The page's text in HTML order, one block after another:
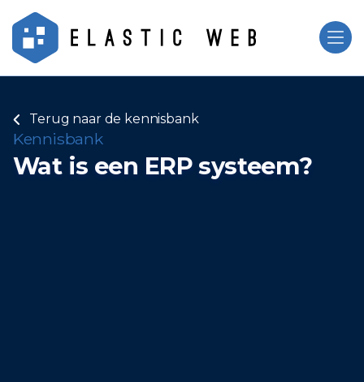
 Terug naar de kennisbank
Kennisbank
Wat is een ERP systeem?